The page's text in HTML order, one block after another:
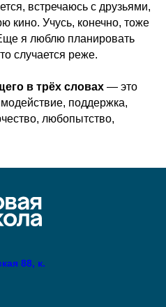
встречаюсь с друзьями,
кино. Учусь, конечно, тоже
я люблю планировать
случается реже.
в трёх словах — это
поддержка,
любопытство,
88, к.